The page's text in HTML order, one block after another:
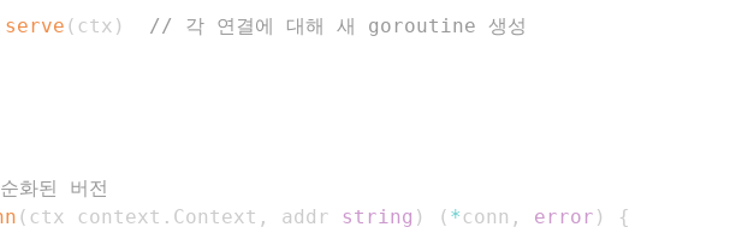
serve ( ctx )
// 각 연결에 대해 새 goroutine 생성
된 버전
( ctx context . Context , addr string ) ( * conn , error )
{